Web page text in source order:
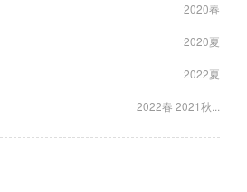
2020春
2020夏
2022夏
2022春 2021秋...